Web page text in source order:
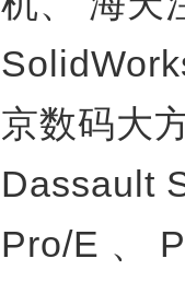
京数码大
Dassault
Pro/E 、